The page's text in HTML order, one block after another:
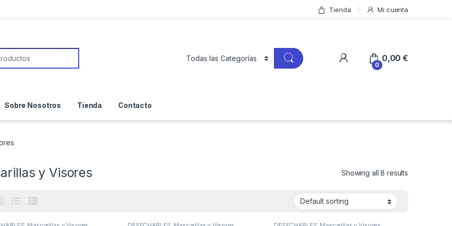
Tienda Mi cuenta
0
0,00€
Sobre Nosotros Tienda Contacto
y Visores Showing all 8 results